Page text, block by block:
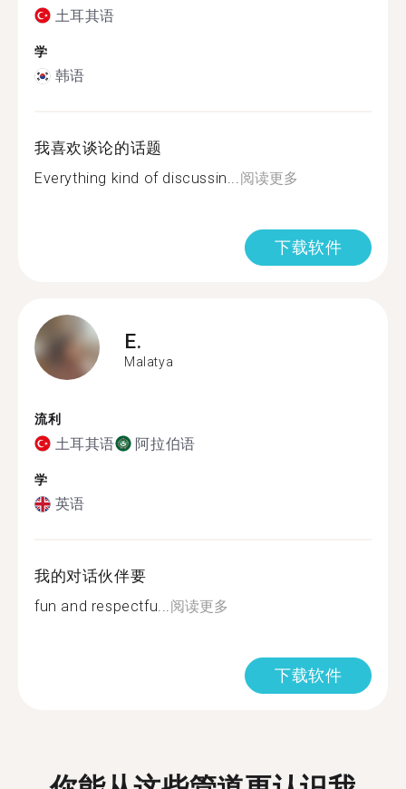
土耳其语
学
韩语
我喜欢谈论的话题
Everything kind of discussin...阅读更多
下载软件
E.
Malatya
流利
土耳其语 阿拉伯语
学
英语
我的对话伙伴要
fun and respectfu...阅读更多
下载软件